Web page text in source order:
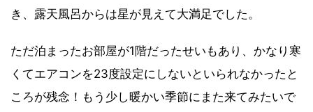
き、露天風呂からは星が見えて大満足でした。
ただ泊まったお部屋が1階だったせいもあり、かなり寒
くてエアコンを23度設定にしないといられなかったと
ころが残念！もう少し暖かい季節にまた来てみたいで